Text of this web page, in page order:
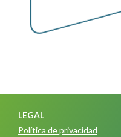
LEGAL
Política de privacidad